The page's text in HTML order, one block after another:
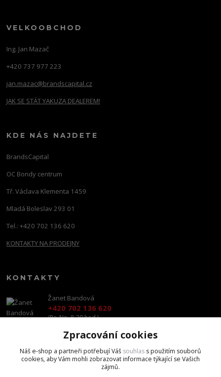
VELKOOBCHOD
Ing. Jan Mazač
+420 737 977 223
jan.mazac@brandscapital.cz
JAK SE STÁT YAKUZA DEALEREM!
KDE NÁS NAJDETE
BrandsCapital
OC Bondy centrum
Tř. Václava Klementa 1459
Mladá Boleslav 293 01
Tel.: +420 702 136 620
KONTAKTY NA PRODEJNY
KONTAKTY
Žanet Bandová
+420 702 136 620
(Po-Ne, 8-20 hod.)
shop@brandscapital.cz
Zpracování cookies
Náš e-shop a partneři potřebují Váš souhlas s použitím souborů
cookies, aby Vám mohli zobrazovat informace týkající se Vašich
zájmů.